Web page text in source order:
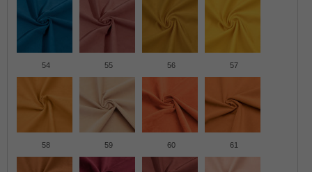
54 55 56 57
58 59 60 61